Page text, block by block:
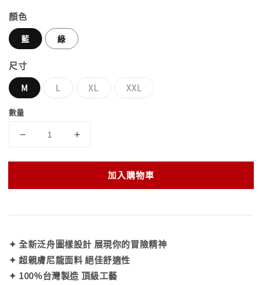
顏色
藍 綠
尺寸
M L XL XXL
數量
加入購物車
✦ 全新泛舟圖樣設計 展現你的冒險精神
✦ 超親膚尼龍面料 絕佳舒適性
✦ 100%台灣製造 頂級工藝